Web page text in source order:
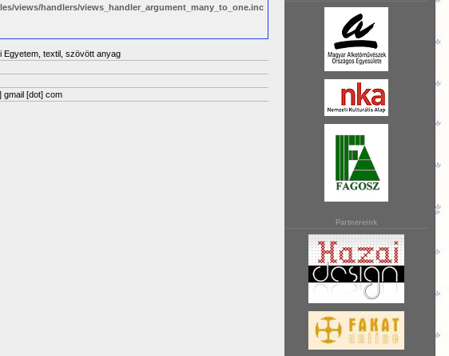
Partnereink
views/handlers/views_handler_argument_many_to_one.inc
textil, szövött anyag
gmail [dot] com